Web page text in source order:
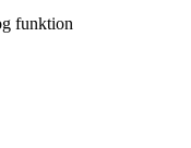
funktion